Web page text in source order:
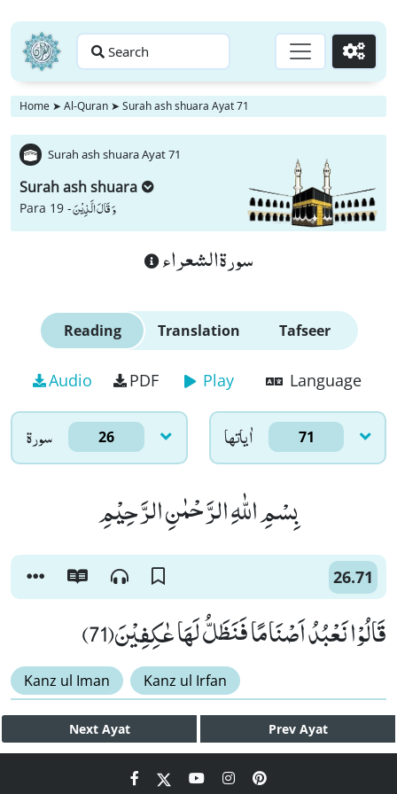
Search Go
Home ➤ Al-Quran ➤ Surah ash shuara Ayat 71
Surah ash shuara Ayat 71
Surah ash shuara
Para 19 -وَ قَالَ الَّذِیْنَ
سورة الشعراء
Reading Translation Tafseer
Audio PDF Play Language
سورۃ 26 اٰياتها 71
بِسْمِ اللّٰهِ الرَّحْمٰنِ الرَّحِیْمِ
26.71
قَالُوْا نَعْبُدُ اَصْنَامًا فَنَظَلُّ لَهَا عٰكِفِیْنَ(71)
Kanz ul Iman Kanz ul Irfan
Next Ayat Prev Ayat